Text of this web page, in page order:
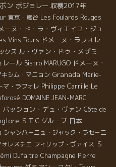
ン ボジョレー 収穫2017年
東京・鴬谷 Les Foulards Rouges
ーヌ・ド・ラ・ヴィエイユ・ジュ
Vins Tours ドメーヌ・ラフォレ
クス ル・ヴァン・ドゥ・メザミ
レール Bistro MARUGO ドメーヌ・
キシム・マニョン Granada Marie-
マ・ラフォレ Philippe Carrille Le
DOMAINE JEAN-MARC
パッション・デュ・ヴァン Côte de
ＳＴＣグループ 日本
シャンパ－ニュ・ジャック・ラセ－ニ
レスチエ フィリップ・ヴァイス Ｓ
Dufaitre Champagne Pierre